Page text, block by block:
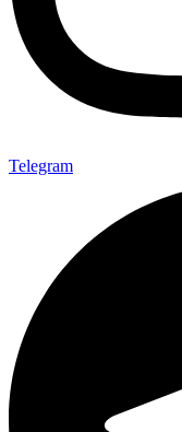
Telegram